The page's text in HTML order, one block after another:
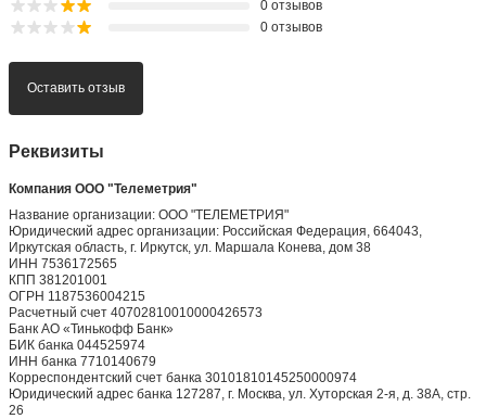
0 отзывов
0 отзывов
Оставить отзыв
Реквизиты
Компания ООО "Телеметрия"
Название организации: ООО "ТЕЛЕМЕТРИЯ"
Юридический адрес организации: Российская Федерация, 664043,
Иркутская область, г. Иркутск, ул. Маршала Конева, дом 38
ИНН 7536172565
КПП 381201001
ОГРН 1187536004215
Расчетный счет 40702810010000426573
Банк АО «Тинькофф Банк»
БИК банка 044525974
ИНН банка 7710140679
Корреспондентский счет банка 30101810145250000974
Юридический адрес банка 127287, г. Москва, ул. Хуторская 2-я, д. 38А, стр.
26